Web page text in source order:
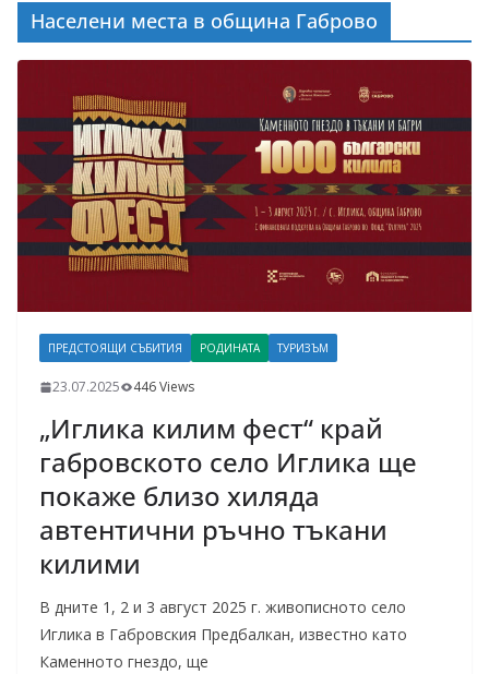
Населени места в община Габрово
ПРЕДСТОЯЩИ СЪБИТИЯ РОДИНАТА ТУРИЗЪМ
23.07.2025 446 Views
„Иглика килим фест“ край
габровското село Иглика ще
покаже близо хиляда
автентични ръчно тъкани
килими
В дните 1, 2 и 3 август 2025 г. живописното село
Иглика в Габровския Предбалкан, известно като
Каменното гнездо, ще